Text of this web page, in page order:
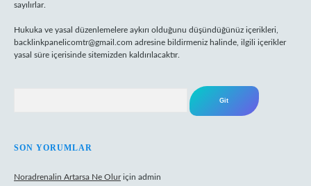
sayılırlar.
Hukuka ve yasal düzenlemelere aykırı olduğunu düşündüğünüz içerikleri,
backlinkpanelicomtr@gmail.com adresine bildirmeniz halinde, ilgili içerikler
yasal süre içerisinde sitemizden kaldırılacaktır.
SON YORUMLAR
Noradrenalin Artarsa Ne Oluriçin admin